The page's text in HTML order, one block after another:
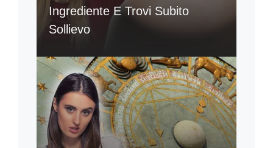
Ingrediente E Trovi Subito
Sollievo